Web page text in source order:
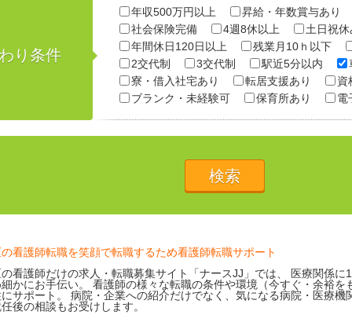
り条件
年収500万円以上 昇給・年数賞与あり
社会保険完備
4週8休以上
土日祝休
年間休日120日以上
残業月10ｈ以下
2交代制
3交代制 駅近5分以内
寮・借入社宅あり
転居支援あり
資
ブランク・未経験可
保育所あり 電
看護師転職を笑顔で転職するため看護師転職サポート
看護師だけの求人・転職募集サイト「ナースJJ」では、 医療関係に
かにお手伝い。 看護師の様々な転職の条件や環境（今すぐ・余裕を
サポート。 病院・企業への紹介だけでなく、気になる病院・医療機
後の相談もお受けします。